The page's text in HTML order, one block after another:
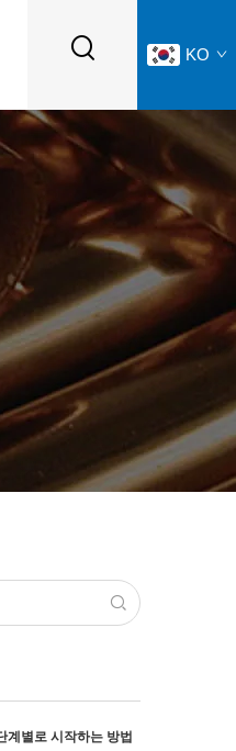
KO
계별로 시작하는 방법